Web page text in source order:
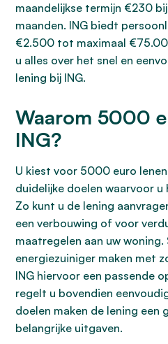
maandelijkse termijn €230
maanden. ING biedt
€2.500 tot maximaal
u alles over het snel en
lening bij ING.
Waarom 5000
ING?
U kiest voor 5000 euro
duidelijke doelen waarvoor
Zo kunt u de lening
een verbouwing of voor
maatregelen aan uw woning.
energiezuiniger maken met
ING hiervoor een passende
regelt u bovendien
doelen maken de lening een
belangrijke uitgaven.